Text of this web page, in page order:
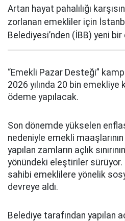
Artan hayat pahalılığı
zorlanan emekliler için
Belediyesi’nden (İBB) yeni
“Emekli Pazar Desteği”
2026 yılında 20 bin emekliye
ödeme yapılacak.
Son dönemde yükselen
nedeniyle emekli
yapılan zamların açlık
yönündeki eleştiriler
sahibi emeklilere yönelik
devreye aldı.
Belediye tarafından yapılan